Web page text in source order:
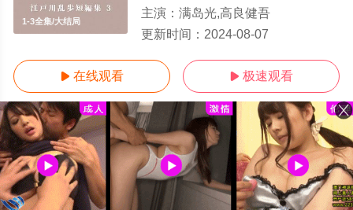
1-3全集/大结局
主演： 满岛光,高良健吾
更新时间： 2024-08-07
 在线观看  极速观看